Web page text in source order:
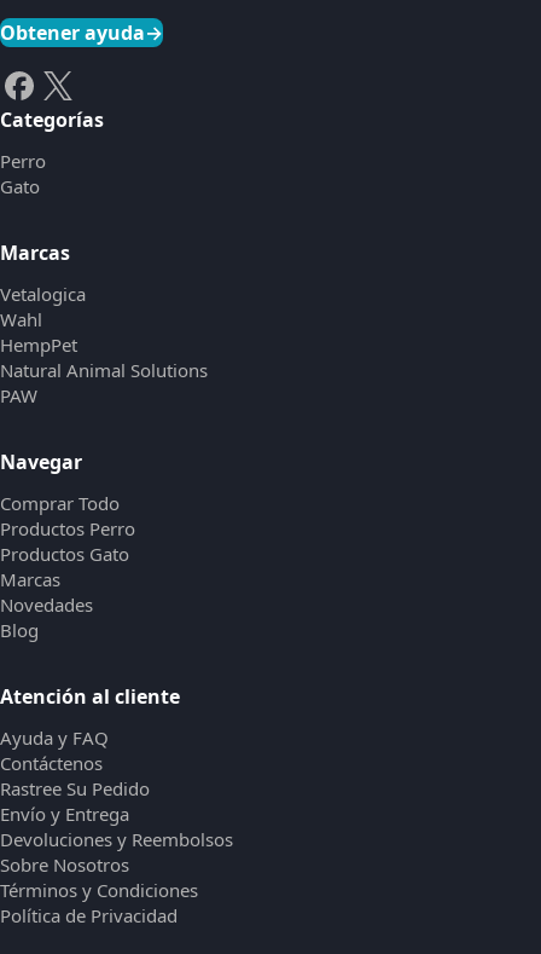
Obtener ayuda→
Categorías
Perro
Gato
Marcas
Vetalogica
Wahl
HempPet
Natural Animal Solutions
PAW
Navegar
Comprar Todo
Productos Perro
Productos Gato
Marcas
Novedades
Blog
Atención al cliente
Ayuda y FAQ
Contáctenos
Rastree Su Pedido
Envío y Entrega
Devoluciones y Reembolsos
Sobre Nosotros
Términos y Condiciones
Política de Privacidad